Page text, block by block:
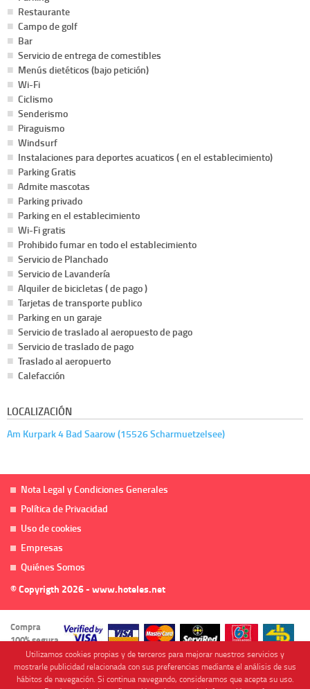
Restaurante
Campo de golf
Bar
Servicio de entrega de comestibles
Menús dietéticos (bajo petición)
Wi-Fi
Ciclismo
Senderismo
Piraguismo
Windsurf
Instalaciones para deportes acuaticos ( en el establecimiento)
Parking Gratis
Admite mascotas
Parking privado
Parking en el establecimiento
Wi-Fi gratis
Prohibido fumar en todo el establecimiento
Servicio de Planchado
Servicio de Lavandería
Alquiler de bicicletas ( de pago )
Tarjetas de transporte publico
Parking en un garaje
Servicio de traslado al aeropuesto de pago
Servicio de traslado de pago
Traslado al aeropuerto
Calefacción
LOCALIZACIÓN
Am Kurpark 4 Bad Saarow (15526 Scharmuetzelsee)
Nota Legal y Condiciones Generales
Política de Privacidad
Uso de cookies
Empresas
Quiénes Somos
© Copyrigth 2026 - www.hoteles.net
Compra
100% segura
Utilizamos cookies propias y de terceros para mejorar nuestros servicios y
mostrarle publicidad relacionada con sus preferencias mediante el análisis de sus
hábitos de navegación. Si continua navegando, consideramos que acepta su uso.